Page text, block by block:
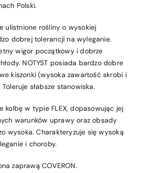
Polski.
ulistnione rośliny o wysokiej
dobrej tolerancji na wyleganie.
wigor początkowy i dobrze
NOTYST posiada bardzo dobre
kiszonki (wysoka zawartość skrobi i
słabsze stanowiska.
kolbę w typie FLEX, dopasowując jej
warunków uprawy oraz obsady
wysoka. Charakteryzuje się wysoką
i choroby.
zaprawą COVERON.